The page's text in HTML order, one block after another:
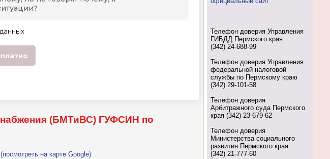
(БМТиВС) ГУФСИН по
(посмотреть на карте Google)
Телефон доверия Управления
ГИБДД Пермского края
(342) 24-688-99
Телефон доверия Управления
федеральной налоговой
службы по Пермскому краю
(342) 29-101-58
Телефон доверия
Арбитражного суда Пермского
края (342) 23-679-62
Телефон доверия
Министерства социального
развития Пермского края
(342) 21-777-60